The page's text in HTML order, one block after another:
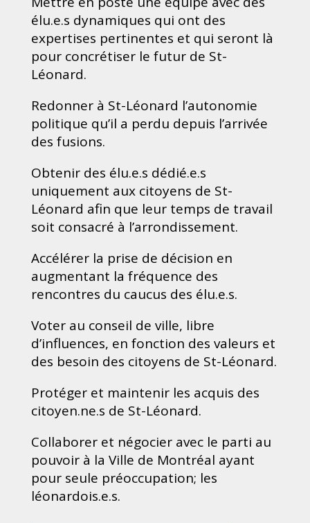
élu.e.s dynamiques qui ont des
expertises pertinentes et qui seront là
pour concrétiser le futur de St-
Léonard.
Redonner à St-Léonard l’autonomie
politique qu’il a perdu depuis l’arrivée
des fusions.
Obtenir des élu.e.s dédié.e.s
uniquement aux citoyens de St-
Léonard afin que leur temps de travail
soit consacré à l’arrondissement.
Accélérer la prise de décision en
augmentant la fréquence des
rencontres du caucus des élu.e.s.
Voter au conseil de ville, libre
d’influences, en fonction des valeurs et
des besoin des citoyens de St-Léonard.
Protéger et maintenir les acquis des
citoyen.ne.s de St-Léonard.
Collaborer et négocier avec le parti au
pouvoir à la Ville de Montréal ayant
pour seule préoccupation; les
léonardois.e.s.